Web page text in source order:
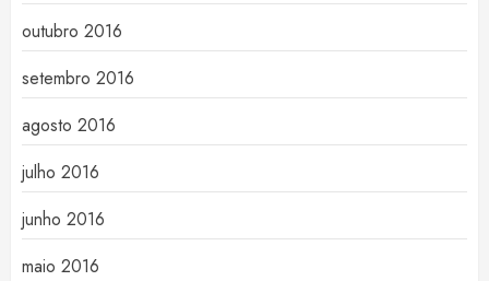
outubro 2016
setembro 2016
agosto 2016
julho 2016
junho 2016
maio 2016